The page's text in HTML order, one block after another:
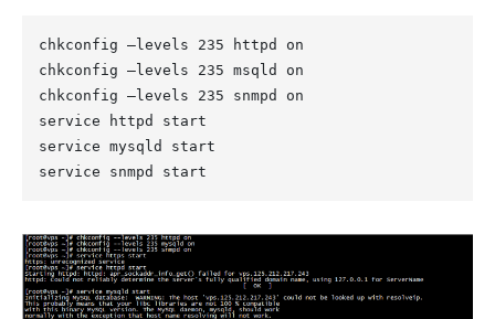
chkconfig –levels 235 httpd on
chkconfig –levels 235 msqld on
chkconfig –levels 235 snmpd on
service httpd start
service mysqld start
service snmpd start